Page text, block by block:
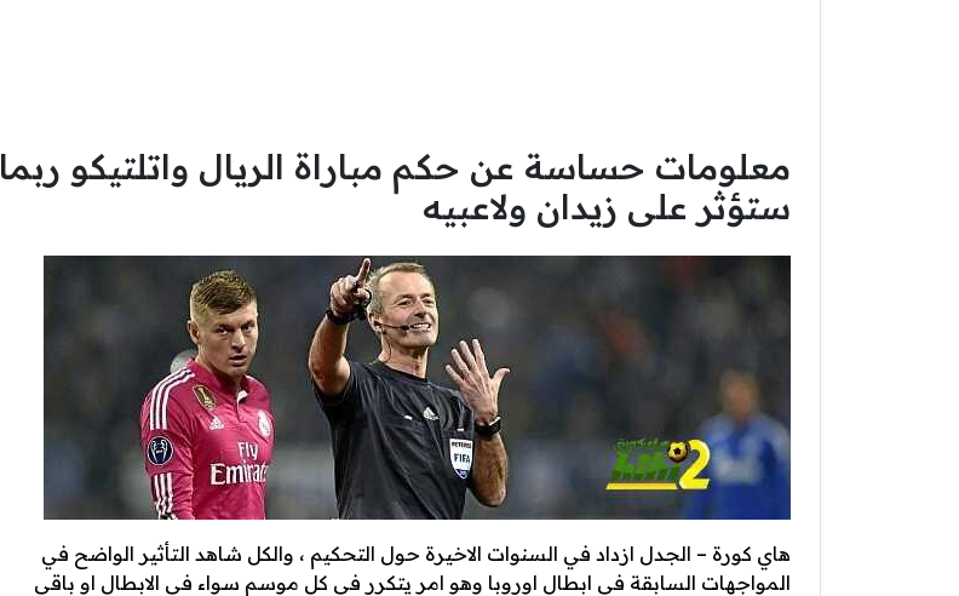
معلومات حساسة عن حكم مباراة الريال واتلتيكو ربما
ستؤثر على زيدان ولاعبيه
هاي كورة – الجدل ازداد في السنوات الاخيرة حول التحكيم ، والكل شاهد التأثير الواضح في
المواجهات السابقة في ابطال اوروبا وهو امر يتكرر في كل موسم سواء في الابطال او باقي